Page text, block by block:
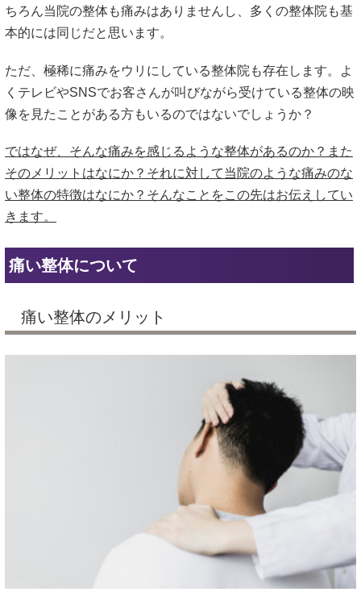
ちろん当院の整体も痛みはありませんし、多くの整体院も基
本的には同じだと思います。
ただ、極稀に痛みをウリにしている整体院も存在します。よ
くテレビやSNSでお客さんが叫びながら受けている整体の映
像を見たことがある方もいるのではないでしょうか？
ではなぜ、そんな痛みを感じるような整体があるのか？また
そのメリットはなにか？それに対して当院のような痛みのな
い整体の特徴はなにか？そんなことをこの先はお伝えしてい
きます。
痛い整体について
痛い整体のメリット